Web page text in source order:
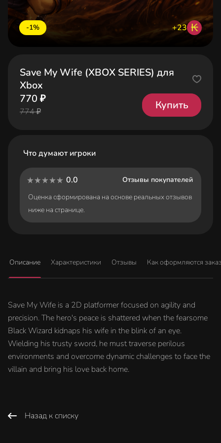
-1% +23 ₭
Save My Wife (XBOX SERIES) для
Xbox
770 ₽
774 ₽
Купить
Что думают игроки
0.0
Отзывы покупателей
Оценка сформирована на основе реальных отзывов
ниже на странице.
Описание Характеристики Отзывы Как оформляются
Save My Wife is a 2D platformer focused on agility and
precision. The hero's peace is shattered when the fearsome
Black Wizard kidnaps his wife in the blink of an eye.
Wielding his trusty sword, he must traverse perilous
environments and overcome dynamic challenges to face the
villain and bring his love back home.
Назад к списку